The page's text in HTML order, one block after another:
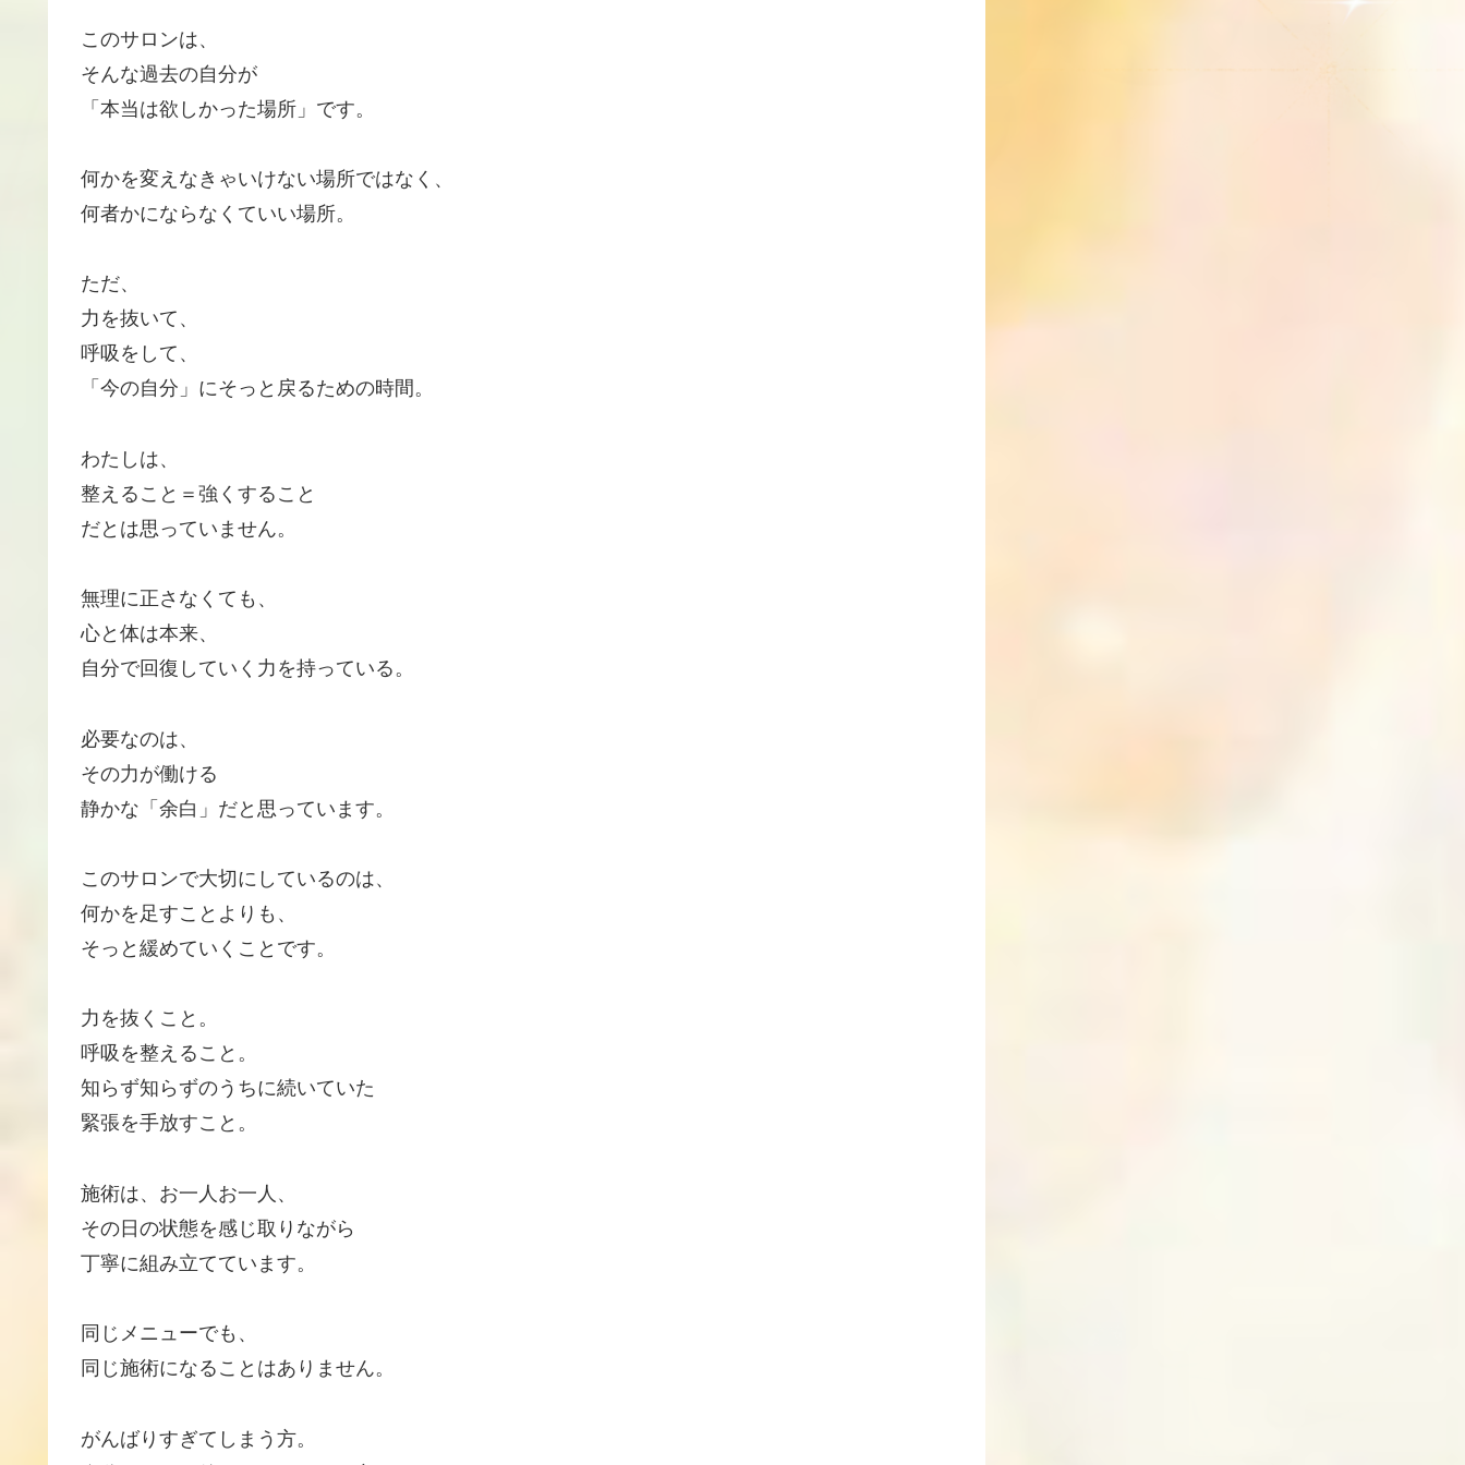
このサロンは、
そんな過去の自分が
「本当は欲しかった場所」です。
何かを変えなきゃいけない場所ではなく、
何者かにならなくていい場所。
ただ、
力を抜いて、
呼吸をして、
「今の自分」にそっと戻るための時間。
わたしは、
整えること＝強くすること
だとは思っていません。
無理に正さなくても、
心と体は本来、
自分で回復していく力を持っている。
必要なのは、
その力が働ける
静かな「余白」だと思っています。
このサロンで大切にしているのは、
何かを足すことよりも、
そっと緩めていくことです。
力を抜くこと。
呼吸を整えること。
知らず知らずのうちに続いていた
緊張を手放すこと。
施術は、お一人お一人、
その日の状態を感じ取りながら
丁寧に組み立てています。
同じメニューでも、
同じ施術になることはありません。
がんばりすぎてしまう方。